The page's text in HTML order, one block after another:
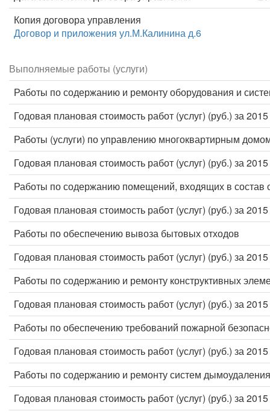
Копия договора управления
Договор и приложения ул.М.Калинина д.6
Выполняемые работы (услуги)
Работы по содержанию и ремонту оборудования и
Годовая плановая стоимость работ (услуг) (руб.) за 2015
Работы (услуги) по управлению многоквартирным
Годовая плановая стоимость работ (услуг) (руб.) за 2015
Работы по содержанию помещений, входящих в
Годовая плановая стоимость работ (услуг) (руб.) за 2015
Работы по обеспечению вывоза бытовых отходов
Годовая плановая стоимость работ (услуг) (руб.) за 2015
Работы по содержанию и ремонту конструктивных
Годовая плановая стоимость работ (услуг) (руб.) за 2015
Работы по обеспечению требований пожарной
Годовая плановая стоимость работ (услуг) (руб.) за 2015
Работы по содержанию и ремонту систем
Годовая плановая стоимость работ (услуг) (руб.) за 2015